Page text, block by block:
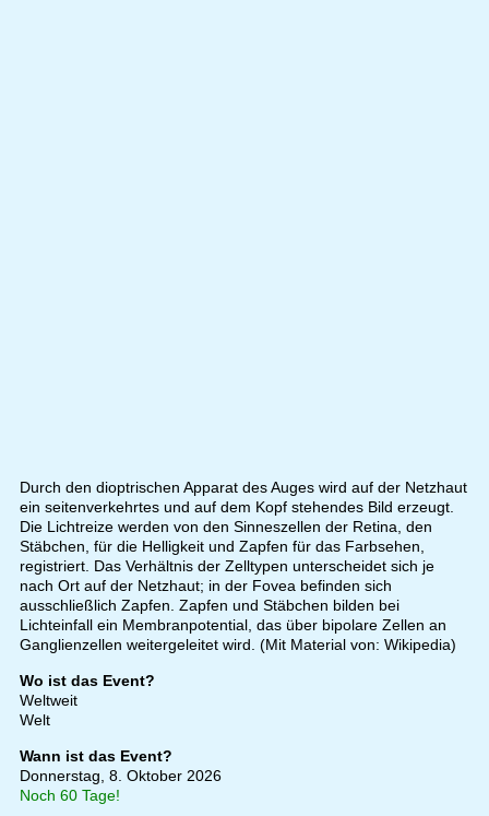
Durch den dioptrischen Apparat des Auges wird auf der Netzhaut
ein seitenverkehrtes und auf dem Kopf stehendes Bild erzeugt.
Die Lichtreize werden von den Sinneszellen der Retina, den
Stäbchen, für die Helligkeit und Zapfen für das Farbsehen,
registriert. Das Verhältnis der Zelltypen unterscheidet sich je
nach Ort auf der Netzhaut; in der Fovea befinden sich
ausschließlich Zapfen. Zapfen und Stäbchen bilden bei
Lichteinfall ein Membranpotential, das über bipolare Zellen an
Ganglienzellen weitergeleitet wird. (Mit Material von: Wikipedia)
Wo ist das Event?
Weltweit
Welt
Wann ist das Event?
Donnerstag, 8. Oktober 2026
Noch 60 Tage!